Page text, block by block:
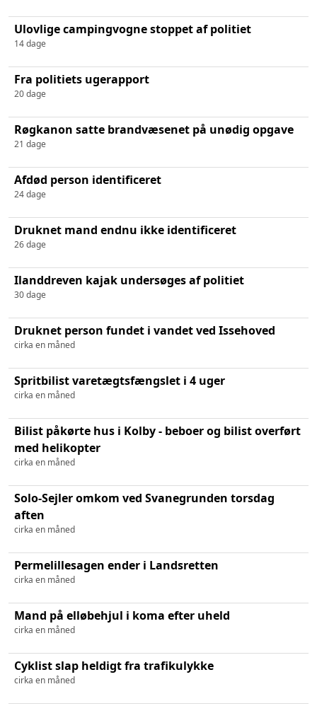
Ulovlige campingvogne stoppet af politiet
14 dage
Fra politiets ugerapport
20 dage
Røgkanon satte brandvæsenet på unødig opgave
21 dage
Afdød person identificeret
24 dage
Druknet mand endnu ikke identificeret
26 dage
Ilanddreven kajak undersøges af politiet
30 dage
Druknet person fundet i vandet ved Issehoved
cirka en måned
Spritbilist varetægtsfængslet i 4 uger
cirka en måned
Bilist påkørte hus i Kolby - beboer og bilist overført
med helikopter
cirka en måned
Solo-Sejler omkom ved Svanegrunden torsdag
aften
cirka en måned
Permelillesagen ender i Landsretten
cirka en måned
Mand på elløbehjul i koma efter uheld
cirka en måned
Cyklist slap heldigt fra trafikulykke
cirka en måned